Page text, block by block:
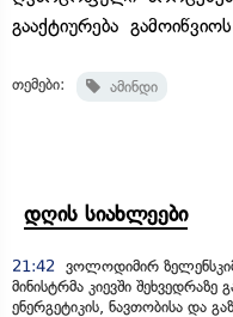
გააქტიურება
თემები: ამინდი
დღის სიახლეები
21:42
ვოლოდიმირ ზელენსკიმ
მინისტრმა კიევში შეხვედრაზე
ენერგეტიკის, ნავთობისა და